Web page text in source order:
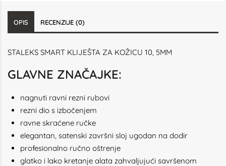
OPIS RECENZIJE (0)
STALEKS SMART KLIJEŠTA ZA KOŽICU 10, 5MM
GLAVNE ZNAČAJKE:
nagnuti ravni rezni rubovi
rezni dio s izbočenjem
ravne skraćene ručke
elegantan, satenski završni sloj ugodan na dodir
profesionalno ručno oštrenje
glatko i lako kretanje alata zahvaljujući savršenom